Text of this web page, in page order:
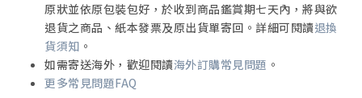
原狀並依原包裝包好，於收到商品鑑賞期七天內，將與欲
退貨之商品、紙本發票及原出貨單寄回。詳細可閱讀退換
貨須知 。
如需寄送海外，歡迎閱讀海外訂購常見問題 。
更多常見問題FAQ